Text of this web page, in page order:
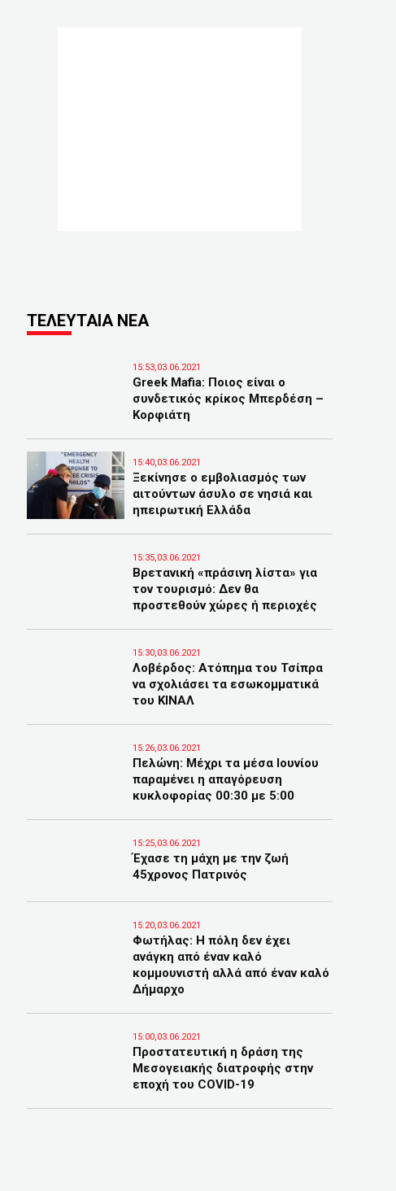
ΤΕΛΕΥΤΑΙΑ ΝΕΑ
15:53,03.06.2021
Greek Mafia: Ποιος είναι ο
συνδετικός κρίκος Μπερδέση –
Κορφιάτη
15:40,03.06.2021
Ξεκίνησε ο εμβολιασμός των
αιτούντων άσυλο σε νησιά και
ηπειρωτική Ελλάδα
15:35,03.06.2021
Βρετανική «πράσινη λίστα» για
τον τουρισμό: Δεν θα
προστεθούν χώρες ή περιοχές
15:30,03.06.2021
Λοβέρδος: Ατόπημα του Τσίπρα
να σχολιάσει τα εσωκομματικά
του ΚΙΝΑΛ
15:26,03.06.2021
Πελώνη: Μέχρι τα μέσα Ιουνίου
παραμένει η απαγόρευση
κυκλοφορίας 00:30 με 5:00
15:25,03.06.2021
Έχασε τη μάχη με την ζωή
45χρονος Πατρινός
15:20,03.06.2021
Φωτήλας: Η πόλη δεν έχει
ανάγκη από έναν καλό
κομμουνιστή αλλά από έναν καλό
Δήμαρχο
15:00,03.06.2021
Προστατευτική η δράση της
Μεσογειακής διατροφής στην
εποχή του COVID-19